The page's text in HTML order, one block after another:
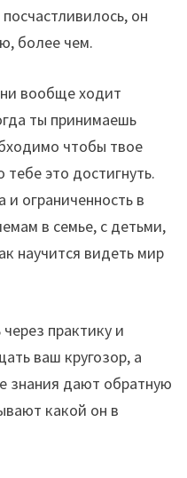
он
более чем.
вообще ходит
ты принимаешь
чтобы твое
это достигнуть.
ограниченность в
в семье, с детьми,
научится видеть мир
практику и
ваш кругозор, а
знания дают обратную
какой он в